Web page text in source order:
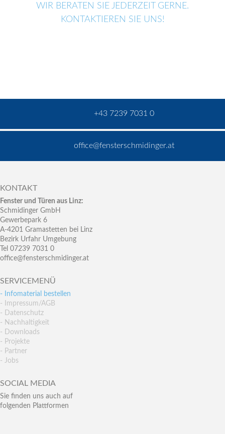
WIR BERATEN SIE JEDERZEIT GERNE.
KONTAKTIEREN SIE UNS!
+43 7239 7031 0
office@fensterschmidinger.at
KONTAKT
Fenster und Türen aus Linz:
Schmidinger GmbH
Gewerbepark 6
A-4201 Gramastetten bei Linz
Bezirk Urfahr Umgebung
Tel 07239 7031 0
office@fensterschmidinger.at
SERVICEMENÜ
- Infomaterial bestellen
- Impressum/AGB
- Datenschutz
- Nachhaltigkeit
- Downloads
- Projekte
- Partner
- Jobs
SOCIAL MEDIA
Sie finden uns auch auf
folgenden Plattformen